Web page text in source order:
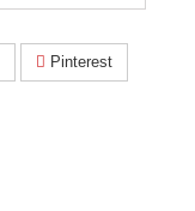
Pinterest